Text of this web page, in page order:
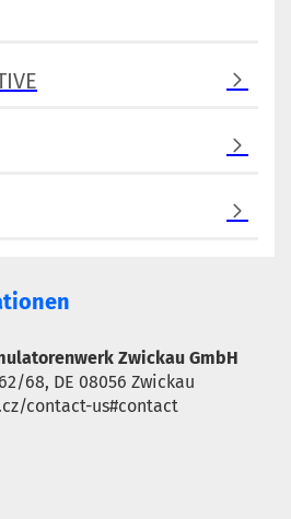
Zwickau GmbH
68, DE 08056 Zwickau
contact-us#contact